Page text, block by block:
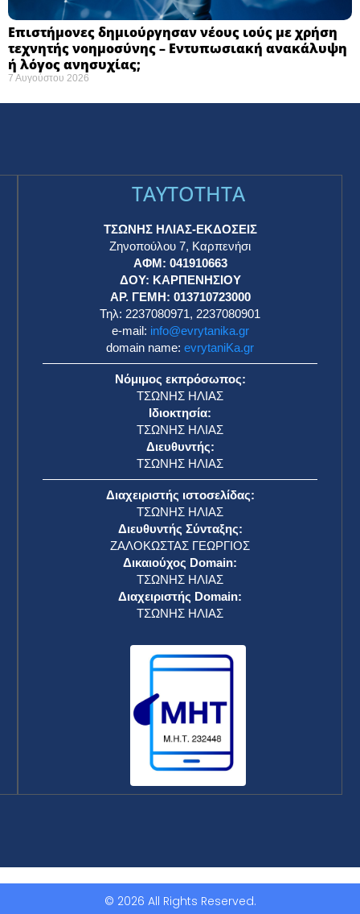
Επιστήμονες δημιούργησαν νέους ιούς με χρήση
τεχνητής νοημοσύνης – Εντυπωσιακή ανακάλυψη
ή λόγος ανησυχίας; ​
7 Αυγούστου 2026
TAYTOTHTA
ΤΣΩΝΗΣ ΗΛΙΑΣ-ΕΚΔΟΣΕΙΣ
Ζηνοπούλου 7, Καρπενήσι
ΑΦΜ: 041910663
ΔΟΥ: ΚΑΡΠΕΝΗΣΙΟΥ
ΑΡ. ΓΕΜΗ: 013710723000
Τηλ: 2237080971, 2237080901
e-mail: info@evrytanika.gr
domain name: evrytaniKa.gr
Νόμιμος εκπρόσωπος:
ΤΣΩΝΗΣ ΗΛΙΑΣ
Ιδιοκτησία:
ΤΣΩΝΗΣ ΗΛΙΑΣ
Διευθυντής:
ΤΣΩΝΗΣ ΗΛΙΑΣ
Διαχειριστής ιστοσελίδας:
ΤΣΩΝΗΣ ΗΛΙΑΣ
Διευθυντής Σύνταξης:
ΖΑΛΟΚΩΣΤΑΣ ΓΕΩΡΓΙΟΣ
Δικαιούχος Domain:
ΤΣΩΝΗΣ ΗΛΙΑΣ
Διαχειριστής Domain:
ΤΣΩΝΗΣ ΗΛΙΑΣ
© 2026 All Rights Reserved.